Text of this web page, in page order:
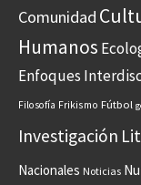
Comunidad
Humanos
Enfoques
Filosofía Frikismo Fútbol
Investigación
Nacionales Noticias